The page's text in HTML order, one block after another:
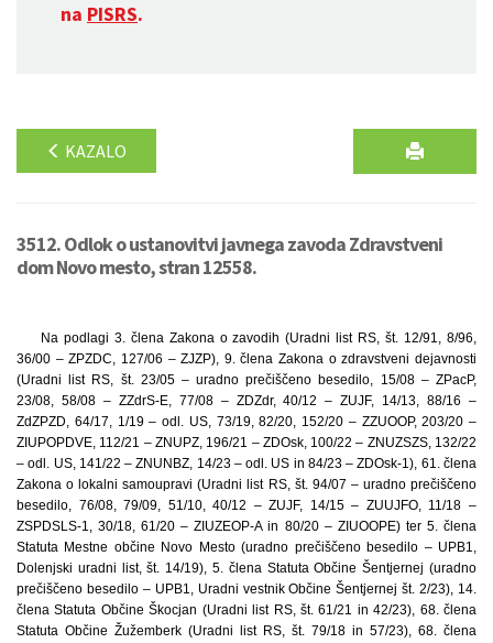
na PISRS.
KAZALO
3512. Odlok o ustanovitvi javnega zavoda Zdravstveni
dom Novo mesto, stran 12558.
Na podlagi 3. člena Zakona o zavodih (Uradni list RS, št. 12/91, 8/96,
36/00 – ZPZDC, 127/06 – ZJZP), 9. člena Zakona o zdravstveni dejavnosti
(Uradni list RS, št. 23/05 – uradno prečiščeno besedilo, 15/08 – ZPacP,
23/08, 58/08 – ZZdrS-E, 77/08 – ZDZdr, 40/12 – ZUJF, 14/13, 88/16 –
ZdZPZD, 64/17, 1/19 – odl. US, 73/19, 82/20, 152/20 – ZZUOOP, 203/20 –
ZIUPOPDVE, 112/21 – ZNUPZ, 196/21 – ZDOsk, 100/22 – ZNUZSZS, 132/22
– odl. US, 141/22 – ZNUNBZ, 14/23 – odl. US in 84/23 – ZDOsk-1), 61. člena
Zakona o lokalni samoupravi (Uradni list RS, št. 94/07 – uradno prečiščeno
besedilo, 76/08, 79/09, 51/10, 40/12 – ZUJF, 14/15 – ZUUJFO, 11/18 –
ZSPDSLS-1, 30/18, 61/20 – ZIUZEOP-A in 80/20 – ZIUOOPE) ter 5. člena
Statuta Mestne občine Novo Mesto (uradno prečiščeno besedilo – UPB1,
Dolenjski uradni list, št. 14/19), 5. člena Statuta Občine Šentjernej (uradno
prečiščeno besedilo – UPB1, Uradni vestnik Občine Šentjernej št. 2/23), 14.
člena Statuta Občine Škocjan (Uradni list RS, št. 61/21 in 42/23), 68. člena
Statuta Občine Žužemberk (Uradni list RS, št. 79/18 in 57/23), 68. člena